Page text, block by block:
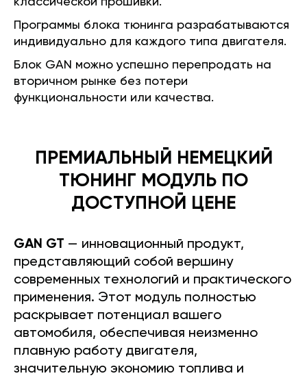
Программы блока тюнинга разрабатываются
индивидуально для каждого типа двигателя.
Блок GAN можно успешно перепродать на
вторичном рынке без потери
функциональности или качества.
ПРЕМИАЛЬНЫЙ НЕМЕЦКИЙ
ТЮНИНГ МОДУЛЬ ПО
ДОСТУПНОЙ ЦЕНЕ
GAN GT — инновационный продукт,
представляющий собой вершину
современных технологий и практического
применения. Этот модуль полностью
раскрывает потенциал вашего
автомобиля, обеспечивая неизменно
плавную работу двигателя,
значительную экономию топлива и